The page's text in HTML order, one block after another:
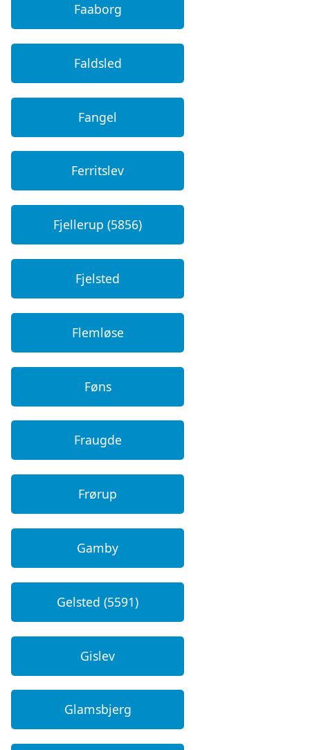
Faaborg
Faldsled
Fangel
Ferritslev
Fjellerup (5856)
Fjelsted
Flemløse
Føns
Fraugde
Frørup
Gamby
Gelsted (5591)
Gislev
Glamsbjerg